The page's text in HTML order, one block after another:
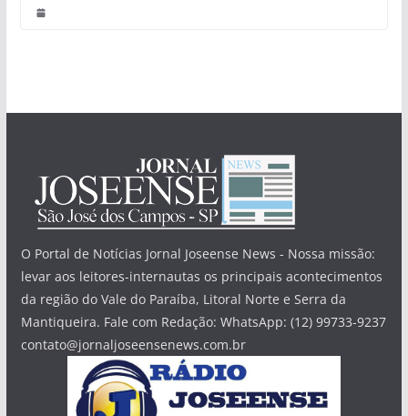
O Portal de Notícias Jornal Joseense News - Nossa missão:
levar aos leitores-internautas os principais acontecimentos
da região do Vale do Paraíba, Litoral Norte e Serra da
Mantiqueira. Fale com Redação: WhatsApp: (12) 99733-9237
contato@jornaljoseensenews.com.br